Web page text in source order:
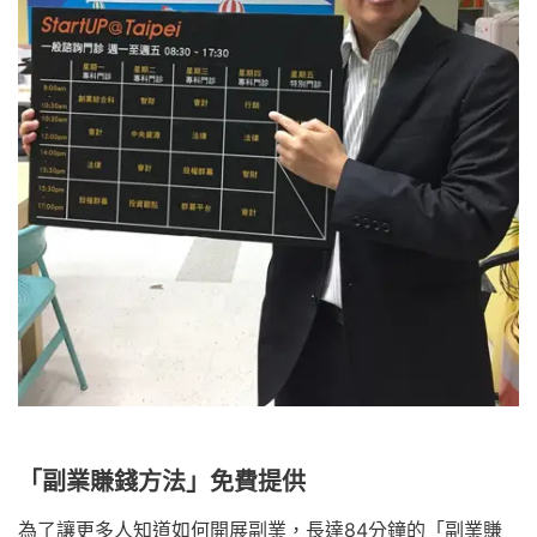
「副業賺錢方法」免費提供
為了讓更多人知道如何開展副業，長達84分鐘的「副業賺